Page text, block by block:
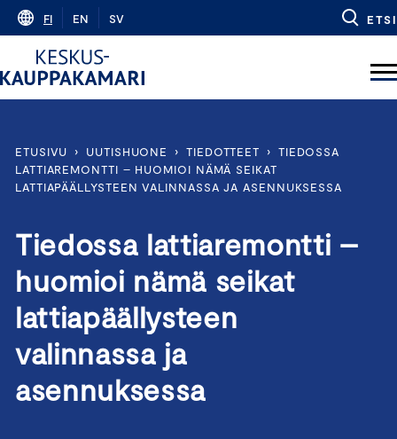
Skip
content
FI EN SV ETSI
ETUSIVU › UUTISHUONE › TIEDOTTEET › TIEDOSSA
LATTIAREMONTTI – HUOMIOI NÄMÄ SEIKAT
LATTIAPÄÄLLYSTEEN VALINNASSA JA ASENNUKSESSA
Tiedossa lattiaremontti –
huomioi nämä seikat
lattiapäällysteen
valinnassa ja
asennuksessa